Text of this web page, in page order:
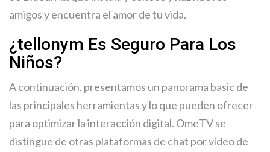
amigos y encuentra el amor de tu vida.
¿tellonym Es Seguro Para Los
Niños?
A continuación, presentamos un panorama basic de
las principales herramientas y lo que pueden ofrecer
para optimizar la interacción digital. OmeTV se
distingue de otras plataformas de chat por vídeo de